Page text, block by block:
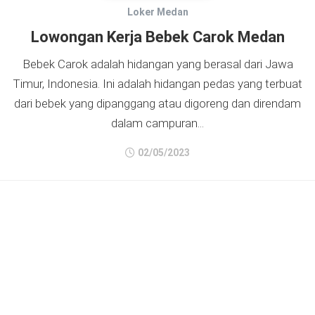
Loker Medan
Lowongan Kerja Bebek Carok Medan
Bebek Carok adalah hidangan yang berasal dari Jawa
Timur, Indonesia. Ini adalah hidangan pedas yang terbuat
dari bebek yang dipanggang atau digoreng dan direndam
dalam campuran...
02/05/2023